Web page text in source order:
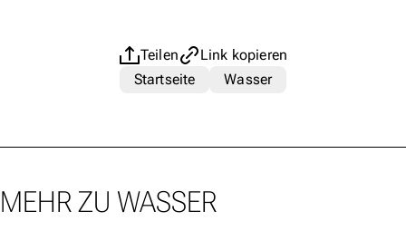
Teilen
Link kopieren
Startseite
Wasser
MEHR ZU WASSER